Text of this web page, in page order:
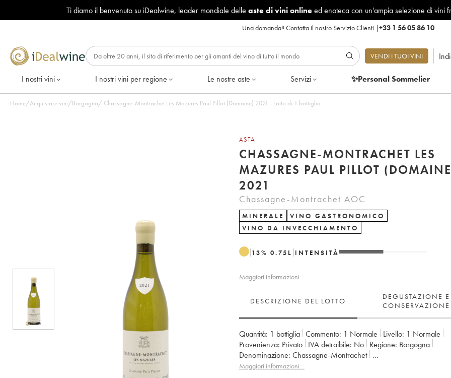
Ti diamo il benvenuto su iDealwine, leader mondiale delle aste di vini onlineed enoteca con un'ampia selezione di vini
Una domanda?Contatta il nostro Servizio Clienti |+33 1 56 05 86 10
VENDI I TUOI VINI
I nostri vini I nostri vini per regione Le nostre aste Servizi ✨Personal Sommelier
Home/Acquistare vini/Borgogna/ Chassagne-Montrachet Les Mazures Paul Pillot (Domaine) 2021 - Lotto di 1 bottiglia
ASTA
CHASSAGNE-MONTRACHET LES
MAZURES PAUL PILLOT
2021
Chassagne-Montrachet AOC
MINERALE
VINO GASTRONOMICO
VINO DA INVECCHIAMENTO
13% 0.75 L INTENSITÀ
Maggiori informazioni
DESCRIZIONE DEL LOTTO
DEGUSTAZIONE E
CONSERVAZIONE
Quantità: 1 bottiglia Commento: 1 Normale Livello: 1 Normale
Provenienza:
privato IVA detraibile: no Regione:
Borgogna
Denominazione:
Chassagne-Montrachet
Proprietario: Paul Pillot (Domaine)
Maggiori informazioni…